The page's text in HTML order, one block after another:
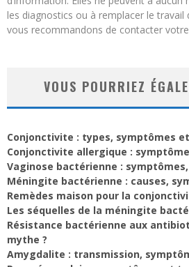
les diagnostics ou à remplacer le travail
vous recommandons de contacter
VOUS POURRIEZ
Conjonctivite : types, symptômes
Conjonctivite allergique :
Vaginose bactérienne :
Méningite bactérienne : causes,
Remèdes maison pour la
Les séquelles de la méningite
Résistance bactérienne aux
mythe ?
Amygdalite : transmission,